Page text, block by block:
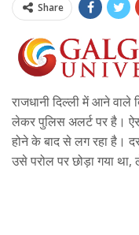
Share
राजधानी दिल्ली में आने
लेकर पुलिस अलर्ट पर है।
होने के बाद से लग रहा है।
उसे परोल पर छोड़ा गया था,